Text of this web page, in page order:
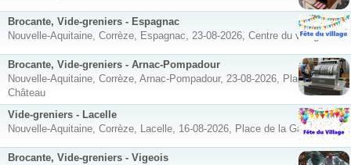
Brocante, Vide-greniers - Espagnac
Nouvelle-Aquitaine, Corrèze, Espagnac, 23-08-2026, Centre du village
Brocante, Vide-greniers - Arnac-Pompadour
Nouvelle-Aquitaine, Corrèze, Arnac-Pompadour, 23-08-2026, Place du
Château
Vide-greniers - Lacelle
Nouvelle-Aquitaine, Corrèze, Lacelle, 16-08-2026, Place de la Gare
Brocante, Vide-greniers - Vigeois